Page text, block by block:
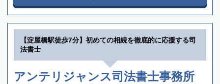
【淀屋橋駅徒歩7分】初めての相続を徹底的に応援する司
法書士
アンテリジャンス司法書士事務所